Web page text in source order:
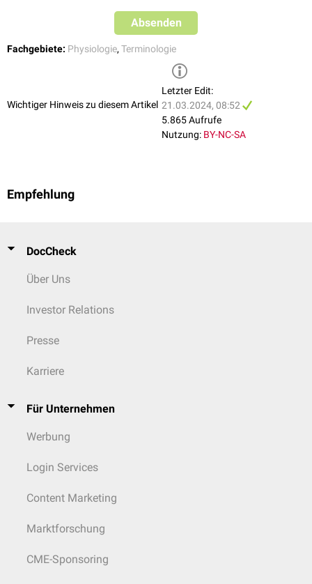
Absenden
Fachgebiete: Physiologie, Terminologie
Wichtiger Hinweis zu diesem Artikel
Letzter Edit:
21.03.2024, 08:52
5.865 Aufrufe
Nutzung: BY-NC-SA
Empfehlung
DocCheck
Über Uns
Investor Relations
Presse
Karriere
Für Unternehmen
Werbung
Login Services
Content Marketing
Marktforschung
CME-Sponsoring